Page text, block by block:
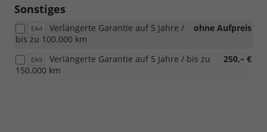
Sonstiges
EA4 ohne Aufpreis
Verlängerte Garantie auf 5 Jahre /
bis zu 100.000 km
EA9 250,– €
Verlängerte Garantie auf 5 Jahre / bis zu
150.000 km